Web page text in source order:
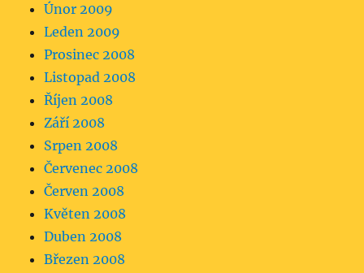
Únor 2009
Leden 2009
Prosinec 2008
Listopad 2008
Říjen 2008
Září 2008
Srpen 2008
Červenec 2008
Červen 2008
Květen 2008
Duben 2008
Březen 2008